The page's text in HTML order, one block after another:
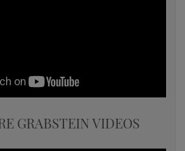
GRABSTEIN VIDEOS